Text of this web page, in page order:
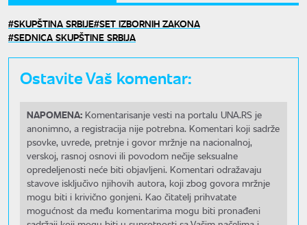
SKUPŠTINA SRBIJE SET IZBORNIH ZAKONA
SEDNICA SKUPŠTINE SRBIJA
Ostavite Vaš komentar:
NAPOMENA: Komentarisanje vesti na portalu UNA.RS je
anonimno, a registracija nije potrebna. Komentari koji sadrže
psovke, uvrede, pretnje i govor mržnje na nacionalnoj,
verskoj, rasnoj osnovi ili povodom nečije seksualne
opredeljenosti neće biti objavljeni. Komentari odražavaju
stavove isključivo njihovih autora, koji zbog govora mržnje
mogu biti i krivično gonjeni. Kao čitatelj prihvatate
mogućnost da među komentarima mogu biti pronađeni